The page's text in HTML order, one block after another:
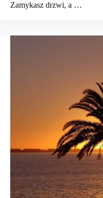
Zamykasz drzwi, a …